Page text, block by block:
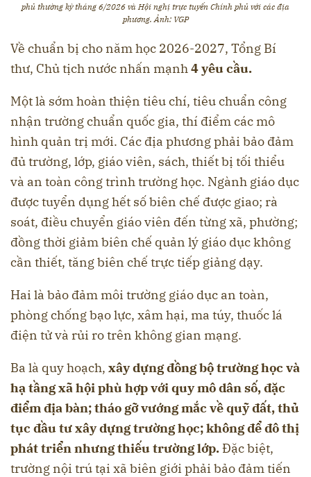
phủ thường kỳ tháng 6/2026 và Hội nghị trực tuyến Chính phủ với các địa
phương. Ảnh: VGP
Về chuẩn bị cho năm học 2026-2027, Tổng Bí
thư, Chủ tịch nước nhấn mạnh4 yêu cầu.
Một là sớm hoàn thiện tiêu chí, tiêu chuẩn công
nhận trường chuẩn quốc gia, thí điểm các mô
hình quản trị mới. Các địa phương phải bảo đảm
đủ trường, lớp, giáo viên, sách, thiết bị tối thiểu
và an toàn công trình trường học. Ngành giáo dục
được tuyển dụng hết số biên chế được giao; rà
soát, điều chuyển giáo viên đến từng xã, phường;
đồng thời giảm biên chế quản lý giáo dục không
cần thiết, tăng biên chế trực tiếp giảng dạy.
Hai là bảo đảm môi trường giáo dục an toàn,
phòng chống bạo lực, xâm hại, ma túy, thuốc lá
điện tử và rủi ro trên không gian mạng.
Ba là quy hoạch, xây dựng đồng bộ trường học và
hạ tầng xã hội phù hợp với quy mô dân số, đặc
điểm địa bàn; tháo gỡ vướng mắc về quỹ đất, thủ
tục đầu tư xây dựng trường học; không để đô thị
phát triển nhưng thiếu trường lớp.Đặc biệt,
trường nội trú tại xã biên giới phải bảo đảm tiến